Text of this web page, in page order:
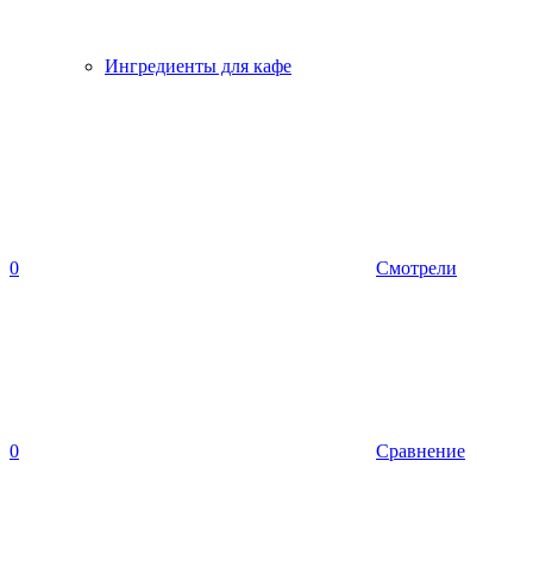
Ингредиенты для кафе
0 Смотрели
0 Сравнение